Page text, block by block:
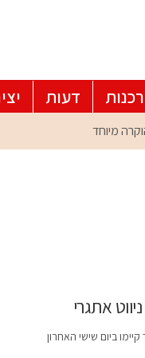
דעות
אתגרי
ביום שישי האחרון